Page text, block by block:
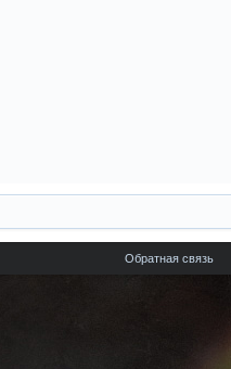
Обратная связь